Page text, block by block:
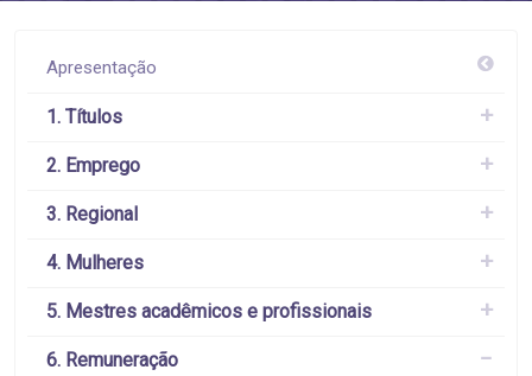
Apresentação
1. Títulos
2. Emprego
3. Regional
4. Mulheres
5. Mestres acadêmicos e profissionais
6. Remuneração